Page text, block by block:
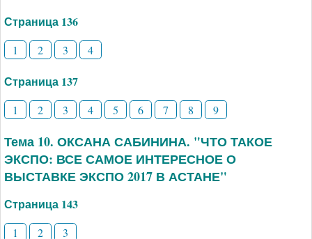
Страница 136
1 2 3 4
Страница 137
1 2 3 4 5 6 7 8 9
Тема 10. ОКСАНА САБИНИНА. "ЧТО ТАКОЕ
ЭКСПО: ВСЕ САМОЕ ИНТЕРЕСНОЕ О
ВЫСТАВКЕ ЭКСПО 2017 В АСТАНЕ"
Страница 143
1 2 3